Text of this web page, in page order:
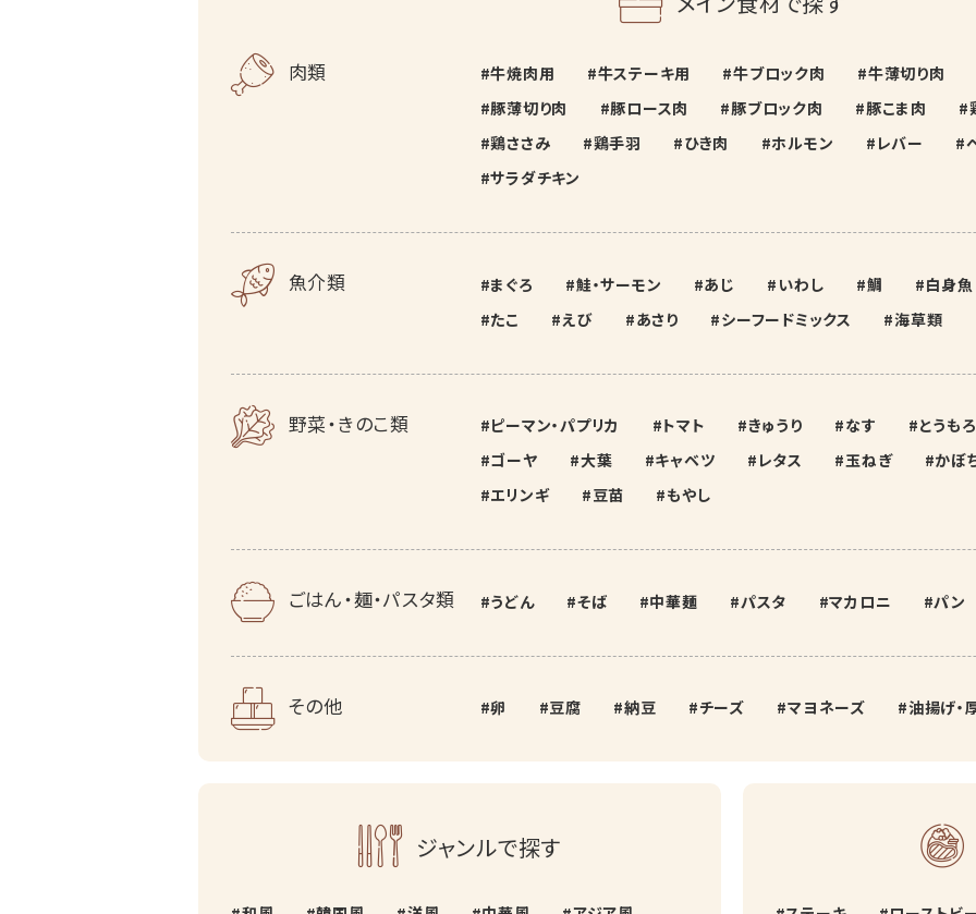
肉類 牛焼肉用 牛ステーキ用 牛ブロック肉
牛薄切り肉
豚薄切り肉
豚ロース肉 豚ブロック肉 豚こま肉
鶏ささみ
鶏手羽 ひき肉 ホルモン レバー
サラダチキン
魚介類 まぐろ 鮭・サーモン あじ いわし 鯛
白身魚
たこ
えび あさり シーフードミックス 海草類
野菜・きのこ類 ピーマン・パプリカ トマト きゅうり なす
とうも
ゴーヤ
大葉 キャベツ レタス 玉ねぎ
かぼ
エリンギ
豆苗 もやし
ごはん・麺・パスタ類 うどん そば 中華麺 パスタ マカロニ パン
その他 卵 豆腐 納豆 チーズ マヨネーズ 油揚げ・
ジャンルで探す